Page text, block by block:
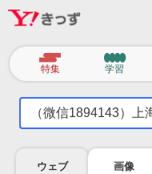
カ
テ
特集 学習
気
ウェブ 画像